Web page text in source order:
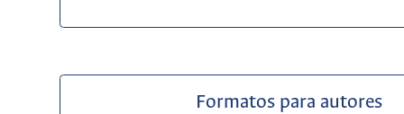
Formatos para autores